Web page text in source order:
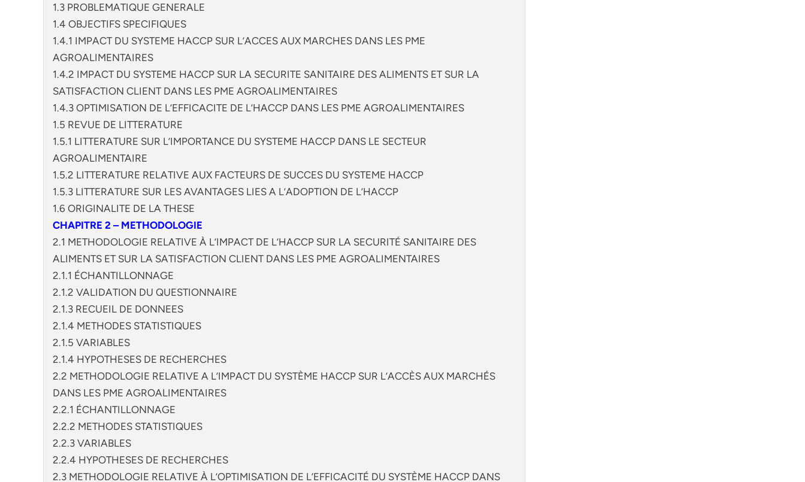
1.3 PROBLEMATIQUE GENERALE
1.4 OBJECTIFS SPECIFIQUES
1.4.1 IMPACT DU SYSTEME HACCP SUR L’ACCES AUX MARCHES DANS LES PME
AGROALIMENTAIRES
1.4.2 IMPACT DU SYSTEME HACCP SUR LA SECURITE SANITAIRE DES ALIMENTS ET SUR LA
SATISFACTION CLIENT DANS LES PME AGROALIMENTAIRES
1.4.3 OPTIMISATION DE L’EFFICACITE DE L’HACCP DANS LES PME AGROALIMENTAIRES
1.5 REVUE DE LITTERATURE
1.5.1 LITTERATURE SUR L’IMPORTANCE DU SYSTEME HACCP DANS LE SECTEUR
AGROALIMENTAIRE
1.5.2 LITTERATURE RELATIVE AUX FACTEURS DE SUCCES DU SYSTEME HACCP
1.5.3 LITTERATURE SUR LES AVANTAGES LIES A L’ADOPTION DE L’HACCP
1.6 ORIGINALITE DE LA THESE
CHAPITRE 2 – METHODOLOGIE
2.1 METHODOLOGIE RELATIVE À L’IMPACT DE L’HACCP SUR LA SECURITÉ SANITAIRE DES
ALIMENTS ET SUR LA SATISFACTION CLIENT DANS LES PME AGROALIMENTAIRES
2.1.1 ÉCHANTILLONNAGE
2.1.2 VALIDATION DU QUESTIONNAIRE
2.1.3 RECUEIL DE DONNEES
2.1.4 METHODES STATISTIQUES
2.1.5 VARIABLES
2.1.4 HYPOTHESES DE RECHERCHES
2.2 METHODOLOGIE RELATIVE A L’IMPACT DU SYSTÈME HACCP SUR L’ACCÈS AUX MARCHÉS
DANS LES PME AGROALIMENTAIRES
2.2.1 ÉCHANTILLONNAGE
2.2.2 METHODES STATISTIQUES
2.2.3 VARIABLES
2.2.4 HYPOTHESES DE RECHERCHES
2.3 METHODOLOGIE RELATIVE À L’OPTIMISATION DE L’EFFICACITÉ DU SYSTÈME HACCP DANS